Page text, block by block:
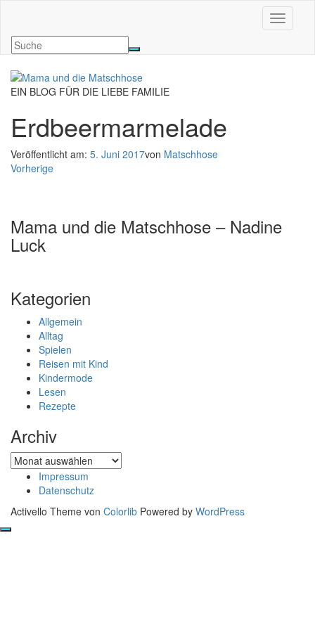
EIN BLOG FÜR DIE LIEBE FAMILIE
Erdbeermarmelade
Veröffentlicht am: 5. Juni 2017von Matschhose
Vorherige
Mama und die Matschhose – Nadine
Luck
Kategorien
Allgemein
Alltag
Spielen
Reisen mit Kind
Kindermode
Lesen
Rezepte
Archiv
Archiv
Impressum
Datenschutz
Activello Theme von Colorlib Powered by WordPress